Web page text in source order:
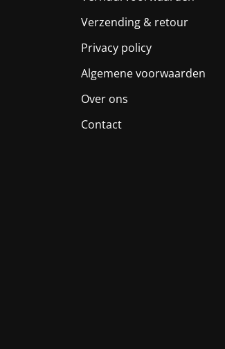
Verzending & retour
Privacy policy
Algemene voorwaarden
Over ons
Contact